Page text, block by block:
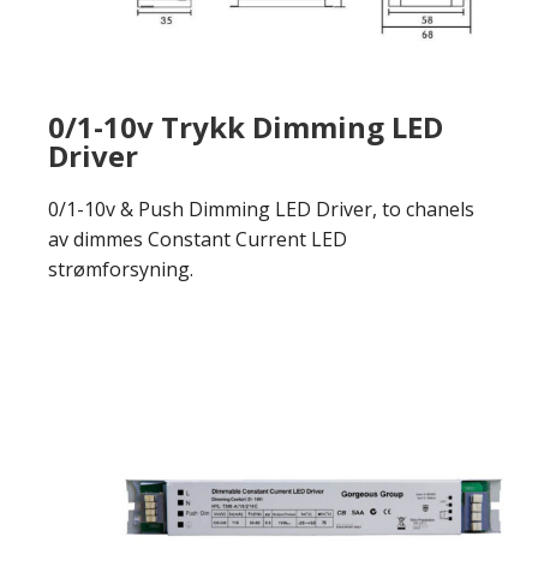
0/1-10v Trykk Dimming LED
Driver
0/1-10v & Push Dimming LED Driver, to chanels
av dimmes Constant Current LED
strømforsyning.